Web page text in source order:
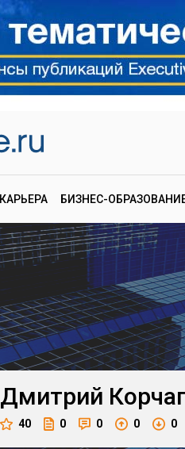
КАРЬЕРА БИЗНЕС-
Дмитрий
40 0 0 0 0